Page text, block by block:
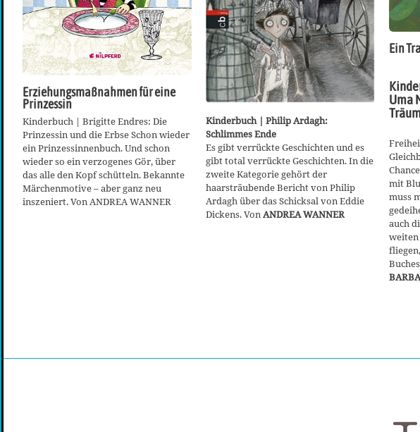
Erziehungsmaßnahmen für eine
Prinzessin
Kinderbuch | Brigitte Endres: Die
Prinzessin und die Erbse Schon wieder
ein Prinzessinnenbuch. Und schon
wieder so ein verzogenes Gör, über
das alle den Kopf schütteln. Bekannte
Märchenmotive – aber ganz neu
inszeniert. Von ANDREA WANNER
Kinderbuch | Philip Ardagh:
Schlimmes Ende
Es gibt verrückte Geschichten und es
gibt total verrückte Geschichten. In die
zweite Kategorie gehört der
haarsträubende Bericht von Philip
Ardagh über das Schicksal von Eddie
Dickens. VonANDREA WANNER
Ein
Uma
mit
muss
auch
weiten